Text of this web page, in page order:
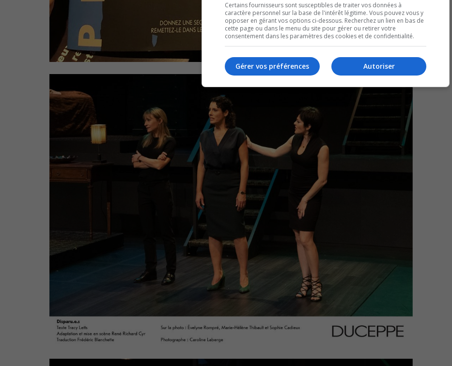
Certains fournisseurs sont susceptibles de traiter vos données à
caractère personnel sur la base de l'intérêt légitime. Vous pouvez vous y
opposer en gérant vos options ci-dessous. Recherchez un lien en bas de
cette page ou dans le menu du site pour gérer ou retirer votre
consentement dans les paramètres des cookies et de confidentialité.
Autoriser
Gérer vos préférences